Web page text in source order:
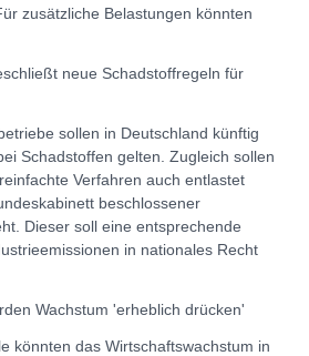
zusätzliche Belastungen könnten
neue Schadstoffregeln für
sollen in Deutschland künftig
Schadstoffen gelten. Zugleich sollen
Verfahren auch entlastet
beschlossener
Dieser soll eine entsprechende
in nationales Recht
Wachstum 'erheblich drücken'
könnten das Wirtschaftswachstum in